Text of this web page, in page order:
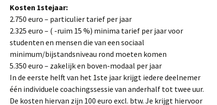
Kosten 1stejaar:
2.750 euro – particulier tarief per jaar
2.325 euro – ( -ruim 15 %) minima tarief per jaar voor
studenten en mensen die van een sociaal
minimum/bijstandsniveau rond moeten komen
5.350 euro – zakelijk en boven-modaal per jaar
In de eerste helft van het 1ste jaar krijgt iedere deelnemer
één individuele coachingssessie van anderhalf tot twee uur.
De kosten hiervan zijn 100 euro excl. btw. Je krijgt hiervoor